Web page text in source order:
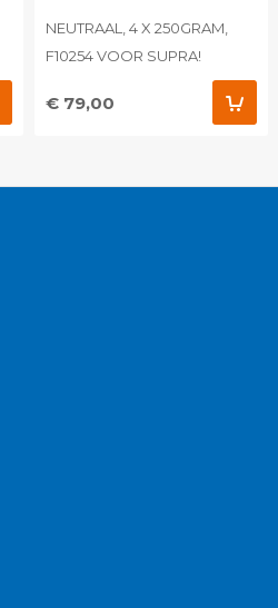
NEUTRAAL, 4 X 250GRAM,
F10254 VOOR SUPRA!
€ 79,00